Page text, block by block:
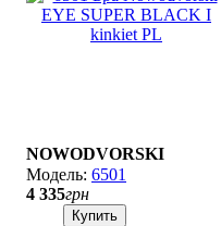
NOWODVORSKI
6501
4 335грн
Купить